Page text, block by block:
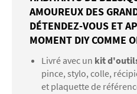
AMOUREUX DES
DÉTENDEZ-VOUS ET
MOMENT DIY COMME
Livré avec un kit
pince, stylo, colle,
et plaquette de